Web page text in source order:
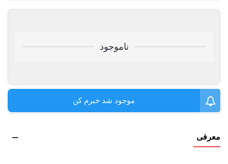
ناموجود
موجود شد خبرم کن
معرفی